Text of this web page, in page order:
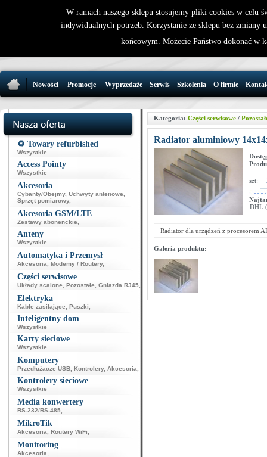
32 721 86
Nowości Promocje Wyprzedaże Serwis Szkolenia O firmie
♻️ Towary refurbished
Wszystkie
Access Pointy
Wszystkie
Akcesoria
Cybanty/Obejmy, Uchwyty antenowe
Sprzęt pomiarowy,
Akcesoria GSM/LTE
Zestawy abonenckie
Anteny
Wszystkie
Automatyka i Przemysł
Akcesoria Modemy / Routery,
Części serwisowe
Układy scalone Pozostałe Gniazda RJ45
Elektryka
Kable zasilające Puszki
Inteligentny dom
Wszystkie
Karty sieciowe
Wszystkie
Komputery
Przedłużacze USB Kontrolery, Akcesoria
Kontrolery sieciowe
Wszystkie
Media konwertery
RS-232/RS-485
MikroTik
Akcesoria Routery WiFi
Monitoring
Akcesoria
Kategoria: Części serwisowe/
Radiator aluminiowy
szt:
DHL
Radiator dla urządzeń z procesorem
Galeria produktu:
W ramach naszego sklepu stosujemy pliki cookies w celu
indywidualnych potrzeb. Korzystanie ze sklepu bez zmiany
końcowym. Możecie Państwo dokonać w